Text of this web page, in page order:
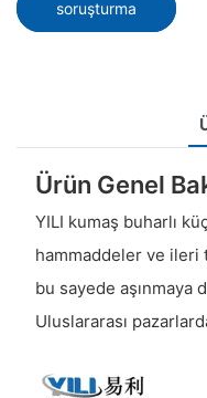
soruşturma
Ürün Genel
YILI kumaş buharlı
hammaddeler ve ileri
bu sayede aşınmaya
Uluslararası